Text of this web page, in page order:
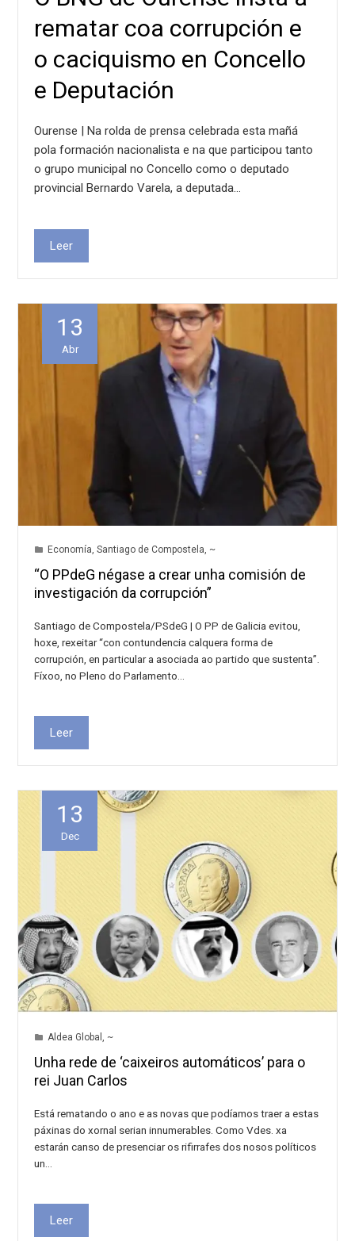
rematar coa corrupción e
o caciquismo en Concello
e Deputación
Ourense | Na rolda de prensa celebrada esta mañá
pola formación nacionalista e na que participou tanto
o grupo municipal no Concello como o deputado
provincial Bernardo Varela, a deputada…
Leer
13
Abr
Economía,Santiago de Compostela, ~
“O PPdeG négase a crear unha comisión de
investigación da corrupción”
Santiago de Compostela/PSdeG | O PP de Galicia evitou,
hoxe, rexeitar “con contundencia calquera forma de
corrupción, en particular a asociada ao partido que sustenta”.
Fíxoo, no Pleno do Parlamento…
Leer
13
Dec
Aldea Global , ~
Unha rede de ‘caixeiros automáticos’ para o
rei Juan Carlos
Está rematando o ano e as novas que podíamos traer a estas
páxinas do xornal serian innumerables. Como Vdes. xa
estarán canso de presenciar os rifirrafes dos nosos políticos
un…
Leer